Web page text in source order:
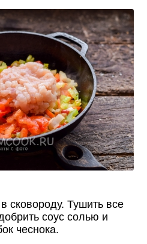
сковороду. Тушить все
соус солью и
чеснока.